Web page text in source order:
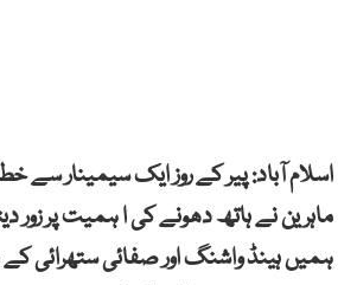
اسلام آباد: پیر کے روز ایک سیمینار سے
ماہرین نے ہاتھ دھونے کی ا ہمیت پر زور
ہمیں ہینڈ واشنگ اور صفائی ستھرائی